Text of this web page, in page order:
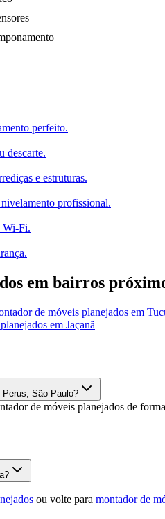
perfeito.
descarte.
e estruturas.
profissional.
Wi-Fi.
em bairros
de móveis planejados em
em Jaçanã
São Paulo?
de móveis planejados de
ou volte para montador de